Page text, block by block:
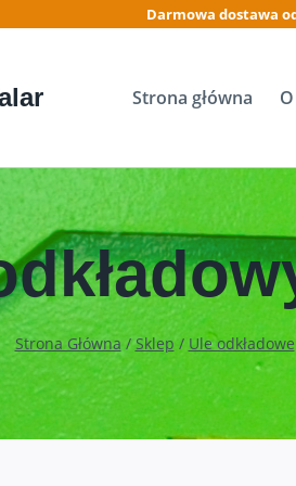
Darmowa dostawa od
Strona główna
Strona Główna / Sklep / Ule odkładowe